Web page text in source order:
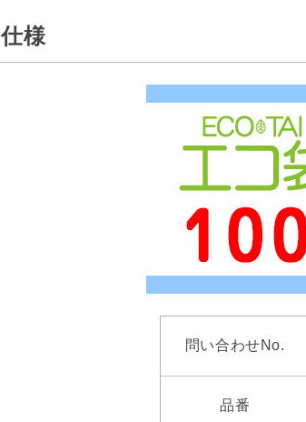
仕様
問い合わせNo.
品番